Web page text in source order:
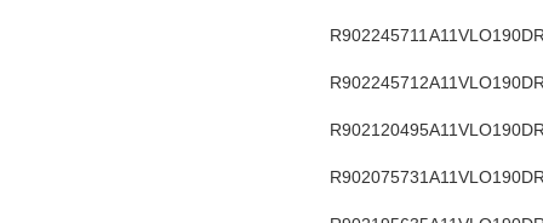
R902245711
R902245712
R902120495
R902075731